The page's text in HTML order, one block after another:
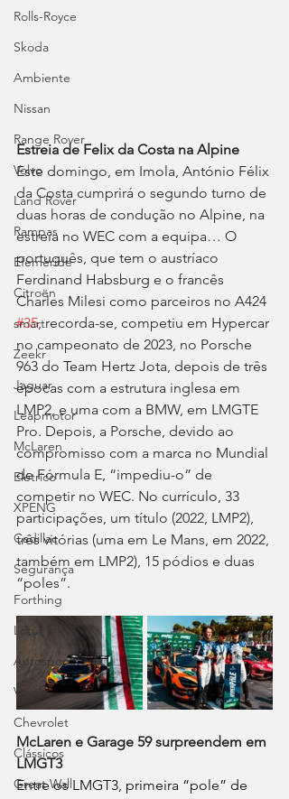
Rolls-Royce
Skoda
Ambiente
Nissan
Range Rover
Volvo
Land Rover
Rampas
Efeméride
Citroën
smart
Zeekr
Jaguar
Leapmotor
McLaren
Elétrico
XPENG
Cadillac
Segurança
Forthing
Lotus
Autosport
Voyah
Chevrolet
Clássicos
Great Wall
Estreia de Felix da Costa na Alpine
Este domingo, em Imola, António Félix
da Costa cumprirá o segundo turno de
duas horas de condução no Alpine, na
estreia no WEC com a equipa… O
português, que tem o austríaco
Ferdinand Habsburg e o francês
Charles Milesi como parceiros no A424
#35, recorda-se, competiu em Hypercar
no campeonato de 2023, no Porsche
963 do Team Hertz Jota, depois de três
épocas com a estrutura inglesa em
LMP2, e uma com a BMW, em LMGTE
Pro. Depois, a Porsche, devido ao
compromisso com a marca no Mundial
de Fórmula E, “impediu-o” de
competir no WEC. No currículo, 33
participações, um título (2022, LMP2),
três vitórias (uma em Le Mans, em 2022,
também em LMP2), 15 pódios e duas
“poles”.
McLaren e Garage 59 surpreendem em
LMGT3
Entre os LMGT3, primeira “pole” de